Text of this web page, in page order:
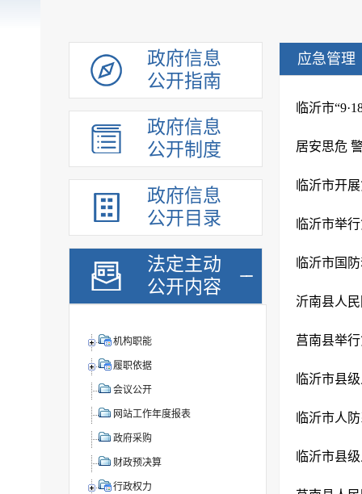
政府信息
公开指南
政府信息
公开制度
政府信息
公开目录
法定主动
公开内容
机构职能
履职依据
会议公开
网站工作年度报表
政府采购
财政预决算
行政权力
应急管理
临沂市
居安思危
临沂市开
临沂市举
临沂市国
沂南县人
莒南县举
临沂市县
临沂市人
临沂市县